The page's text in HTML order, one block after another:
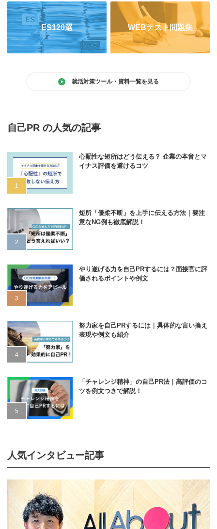
ES120選 WEBテスト問題集
就活対策ツール・資料一覧を見る
自己PR の人気の記事
心配性な短所はどう伝える？ 企業の本音とマ
イナス評価を避けるコツ
短所「優柔不断」を上手に伝える方法｜要注
意なNG例も徹底解説！
やり遂げる力を自己PRするには？面接官に評
価されるポイントや例文
努力家を自己PRするには｜具体的な言い換え
表現や例文も紹介
「チャレンジ精神」の自己PR法｜高評価のコ
ツを例文つきで解説！
人気インタビュー記事